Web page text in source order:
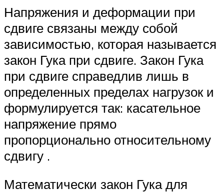
Напряжения и деформации при
сдвиге связаны между собой
зависимостью, которая называется
закон Гука при сдвиге. Закон Гука
при сдвиге справедлив лишь в
определенных пределах нагрузок и
формулируется так: касательное
напряжение прямо
пропорционально относительному
сдвигу .
Математически закон Гука для